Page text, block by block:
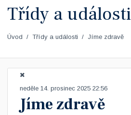
Třídy a události
Úvod Třídy a události Jíme zdravě
neděle 14. prosinec 2025 22:56
Jíme zdravě